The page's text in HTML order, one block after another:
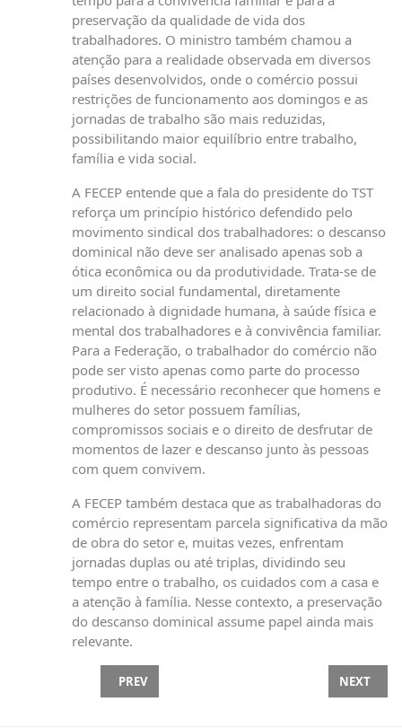
preservação da qualidade de vida dos
trabalhadores. O ministro também chamou a
atenção para a realidade observada em diversos
países desenvolvidos, onde o comércio possui
restrições de funcionamento aos domingos e as
jornadas de trabalho são mais reduzidas,
possibilitando maior equilíbrio entre trabalho,
família e vida social.
A FECEP entende que a fala do presidente do TST
reforça um princípio histórico defendido pelo
movimento sindical dos trabalhadores: o descanso
dominical não deve ser analisado apenas sob a
ótica econômica ou da produtividade. Trata-se de
um direito social fundamental, diretamente
relacionado à dignidade humana, à saúde física e
mental dos trabalhadores e à convivência familiar.
Para a Federação, o trabalhador do comércio não
pode ser visto apenas como parte do processo
produtivo. É necessário reconhecer que homens e
mulheres do setor possuem famílias,
compromissos sociais e o direito de desfrutar de
momentos de lazer e descanso junto às pessoas
com quem convivem.
A FECEP também destaca que as trabalhadoras do
comércio representam parcela significativa da mão
de obra do setor e, muitas vezes, enfrentam
jornadas duplas ou até triplas, dividindo seu
tempo entre o trabalho, os cuidados com a casa e
a atenção à família. Nesse contexto, a preservação
do descanso dominical assume papel ainda mais
relevante.
PREVIOUS ARTICLE: INFORMATIVO ‘1º DE MAIO
PREV NEXT
NEXT